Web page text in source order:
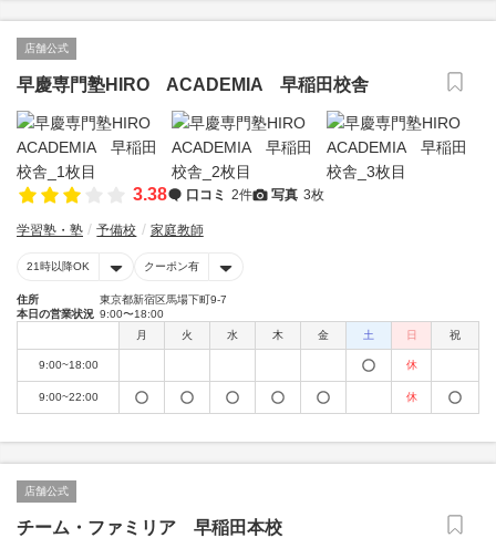
店舗公式
早慶専門塾HIRO ACADEMIA 早稲田校舎
3.38 口コミ 2件 写真 3枚
学習塾・塾 予備校 家庭教師
21時以降OK クーポン有
住所
東京都新宿区馬場下町9-7
本日の営業状況 9:00〜18:00
月
火 水 木 金 土 日 祝
9:00~18:00 休
9:00~22:00 休
店舗公式
チーム・ファミリア 早稲田本校